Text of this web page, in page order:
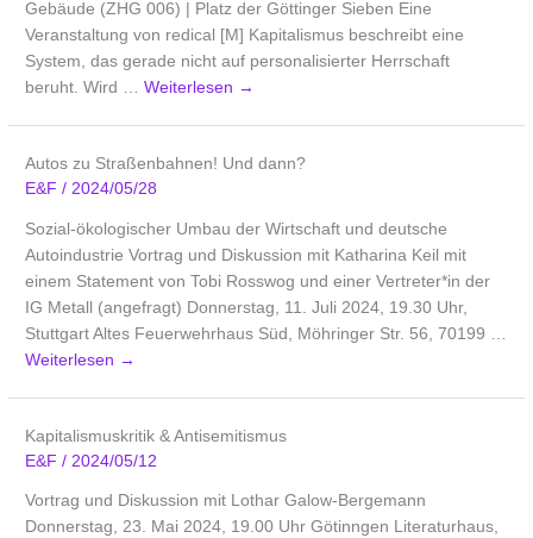
Gebäude (ZHG 006) | Platz der Göttinger Sieben Eine
Veranstaltung von redical [M] Kapitalismus beschreibt eine
System, das gerade nicht auf personalisierter Herrschaft
beruht. Wird …Weiterlesen →
Autos zu Straßenbahnen! Und dann?
E&F/ 2024/05/28
Sozial-ökologischer Umbau der Wirtschaft und deutsche
Autoindustrie Vortrag und Diskussion mit Katharina Keil mit
einem Statement von Tobi Rosswog und einer Vertreter*in der
IG Metall (angefragt) Donnerstag, 11. Juli 2024, 19.30 Uhr,
Stuttgart Altes Feuerwehrhaus Süd, Möhringer Str. 56, 70199 …
Weiterlesen →
Kapitalismuskritik & Antisemitismus
E&F/ 2024/05/12
Vortrag und Diskussion mit Lothar Galow-Bergemann
Donnerstag, 23. Mai 2024, 19.00 Uhr Götinngen Literaturhaus,